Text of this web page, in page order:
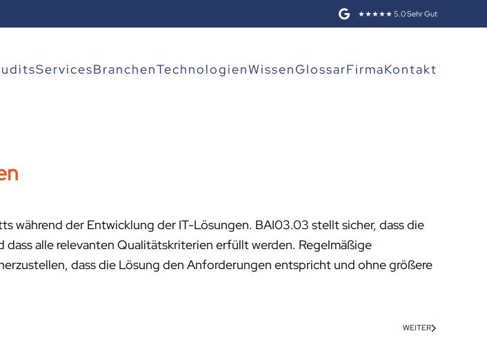
★★★★★ 5.0 Sehr Gut
ServicesBranchenTechnologienWissenGlossarFirmaKontakt
während der Entwicklung der IT-Lösungen. BAI03.03 stellt sicher, dass die
alle relevanten Qualitätskriterien erfüllt werden. Regelmäßige
dass die Lösung den Anforderungen entspricht und ohne größere
WEITER